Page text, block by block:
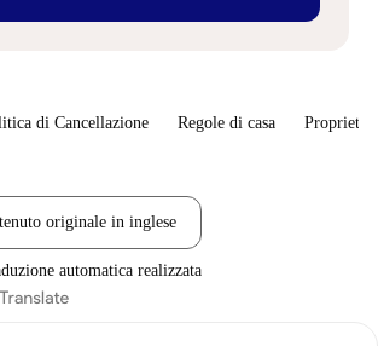
di Cancellazione Regole di casa
originale in inglese
automatica realizzata